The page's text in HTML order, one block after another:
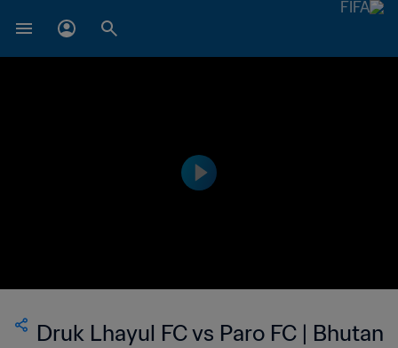
Druk Lhayul FC vs Paro FC | Bhutan